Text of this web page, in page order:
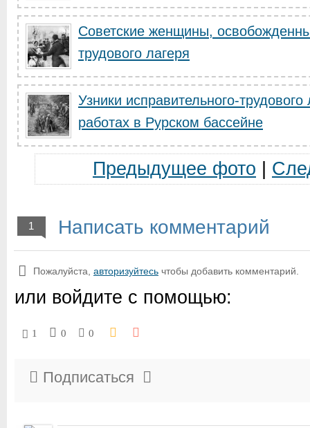
Советские женщины,
трудового лагеря
Узники исправительного-
работах в Рурском бассейне
Предыдущее фото
1 Написать комментарий
Пожалуйста, авторизуйтесь чтобы добавить комментарий.
или войдите с помощью:
1 0 0
Подписаться